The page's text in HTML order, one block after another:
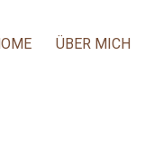
ÜBER MICH